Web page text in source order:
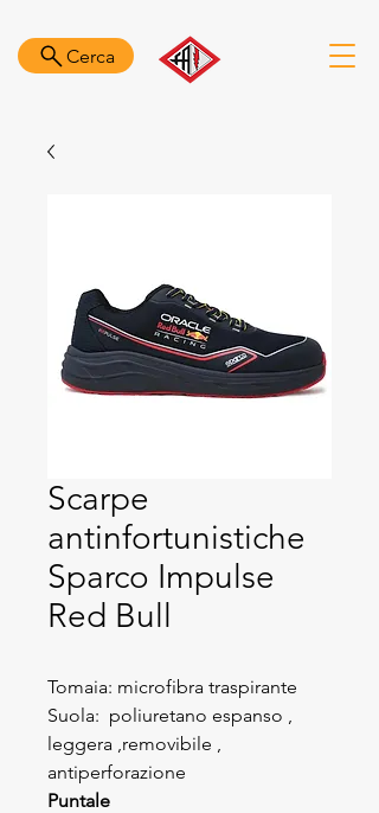
Cerca
Scarpe
antinfortunistiche
Sparco Impulse
Red Bull
Tomaia: microfibra traspirante
Suola: poliuretano espanso ,
leggera ,removibile ,
antiperforazione
Puntale